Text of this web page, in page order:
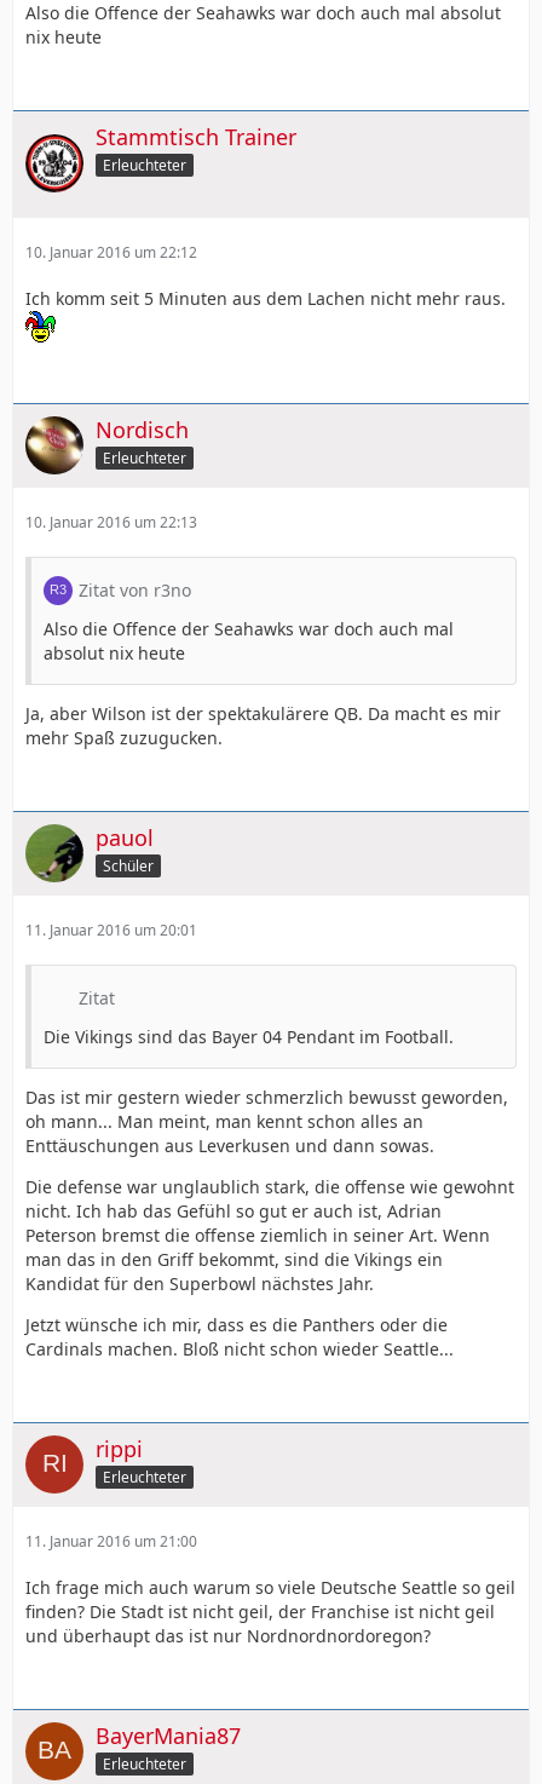
Also die Offence der Seahawks war doch auch mal absolut
nix heute
Stammtisch Trainer
Erleuchteter
10. Januar 2016 um 22:12
Ich komm seit 5 Minuten aus dem Lachen nicht mehr raus.
Nordisch
Erleuchteter
10. Januar 2016 um 22:13
Zitat von r3no
Also die Offence der Seahawks war doch auch mal
absolut nix heute
Ja, aber Wilson ist der spektakulärere QB. Da macht es mir
mehr Spaß zuzugucken.
pauol
Schüler
11. Januar 2016 um 20:01
Zitat
Die Vikings sind das Bayer 04 Pendant im Football.
Das ist mir gestern wieder schmerzlich bewusst geworden,
oh mann... Man meint, man kennt schon alles an
Enttäuschungen aus Leverkusen und dann sowas.
Die defense war unglaublich stark, die offense wie gewohnt
nicht. Ich hab das Gefühl so gut er auch ist, Adrian
Peterson bremst die offense ziemlich in seiner Art. Wenn
man das in den Griff bekommt, sind die Vikings ein
Kandidat für den Superbowl nächstes Jahr.
Jetzt wünsche ich mir, dass es die Panthers oder die
Cardinals machen. Bloß nicht schon wieder Seattle...
rippi
Erleuchteter
11. Januar 2016 um 21:00
Ich frage mich auch warum so viele Deutsche Seattle so geil
finden? Die Stadt ist nicht geil, der Franchise ist nicht geil
und überhaupt das ist nur Nordnordnordoregon?
BayerMania87
Erleuchteter